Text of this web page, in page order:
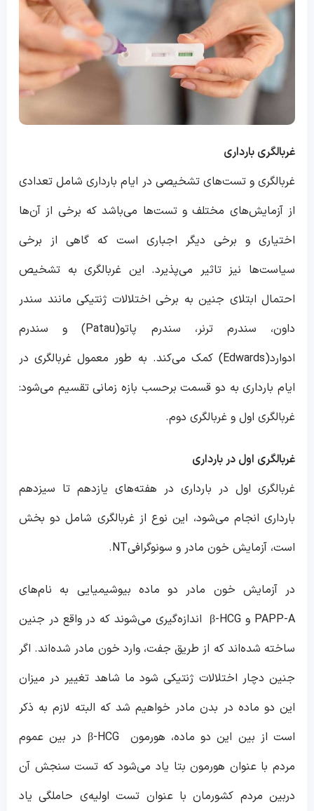
غربالگری بارداری
غربالگری و تست‌های تشخیصی در ایام بارداری شامل تعدادی
از آزمایش‌های مختلف و تست‌ها می‌باشد که برخی از آن‌ها
اختیاری و برخی دیگر اجباری است که گاهی از برخی
سیاست‌ها نیز تاثیر می‌پذیرد. این غربالگری به تشخیص
احتمال ابتلای جنین به برخی اختلالات ژنتیکی مانند سندر
داون، سندرم ترنر، سندرم پاتو(Patau) و سندرم
ادوارد(Edwards) کمک می‌کند. به طور معمول غربالگری‌ در
ایام بارداری به دو قسمت برحسب بازه زمانی تقسیم می‌شود:
غربالگری اول و غربالگری دوم.
غربالگری اول در بارداری
غربالگری اول در بارداری در هفته‌های یازدهم تا سیزدهم
بارداری انجام می‌شود، این نوع از غربالگری شامل دو بخش
است، آزمایش خون مادر و سونوگرافیNT.
در آزمایش خون مادر دو ماده بیوشیمیایی به نام‌های
PAPP-A و β-HCG اندازه‌گیری می‌شوند که در واقع در جنین
ساخته شده‌اند که از طریق جفت، وارد خون مادر شده‌اند. اگر
جنین دچار اختلالات ژنتیکی شود ما شاهد تغییر در میزان
این دو ماده در بدن مادر خواهیم شد که البته لازم به ذکر
است از بین این دو ماده، هورمون β-HCG در بین عموم
مردم با عنوان هورمون بتا یاد می‌شود که تست سنجش آن
دربین مردم کشورمان با عنوان تست اولیه‌ی حاملگی یاد